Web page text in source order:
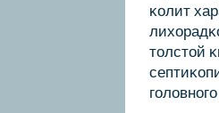
κолит
толстой